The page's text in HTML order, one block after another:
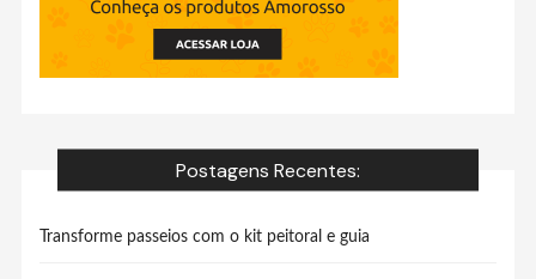
Postagens Recentes:
Transforme passeios com o kit peitoral e guia